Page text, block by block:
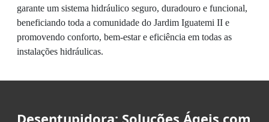
garante um sistema hidráulico seguro, duradouro e funcional,
beneficiando toda a comunidade do Jardim Iguatemi II e
promovendo conforto, bem-estar e eficiência em todas as
instalações hidráulicas.